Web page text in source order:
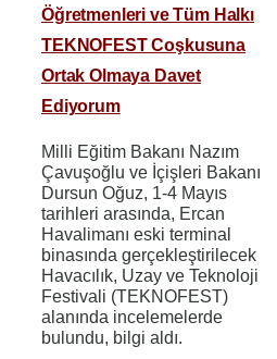
Öğretmenleri ve Tüm Halkı
TEKNOFEST Coşkusuna
Ortak Olmaya Davet
Ediyorum
Milli Eğitim Bakanı Nazım
Çavuşoğlu ve İçişleri Bakanı
Dursun Oğuz, 1-4 Mayıs
tarihleri arasında, Ercan
Havalimanı eski terminal
binasında gerçekleştirilecek
Havacılık, Uzay ve Teknoloji
Festivali (TEKNOFEST)
alanında incelemelerde
bulundu, bilgi aldı.